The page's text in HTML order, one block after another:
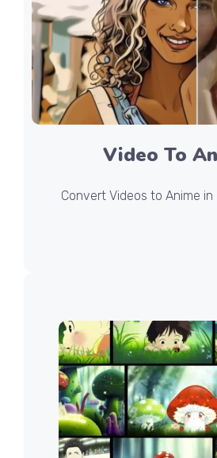
Video To
Convert Videos to Anime in